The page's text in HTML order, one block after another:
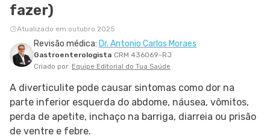
NUTRIÇÃO
GRAVIDEZ
SIGA O TUA SAÚDE NAS REDES SOCIAIS
fazer)
Atualizado em outubro 2025
Revisão médica: Dr. Antonio Carlos Moraes
Gastroenterologista CRM 436069-RJ
Criado por: Equipe Editorial do Tua Saúde
A diverticulite pode causar sintomas como dor na
parte inferior esquerda do abdome, náusea, vômitos,
perda de apetite, inchaço na barriga, diarreia ou prisão
de ventre e febre.